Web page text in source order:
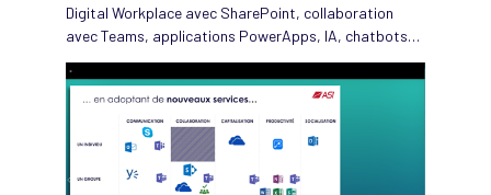
Digital Workplace avec SharePoint, collaboration
avec Teams, applications PowerApps, IA, chatbots…